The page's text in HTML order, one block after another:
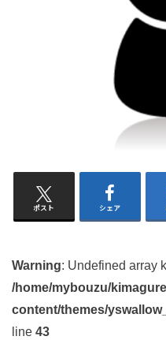
ポスト シェア
Warning: Undefined array
/home/mybouzu/
content/themes/
line 43